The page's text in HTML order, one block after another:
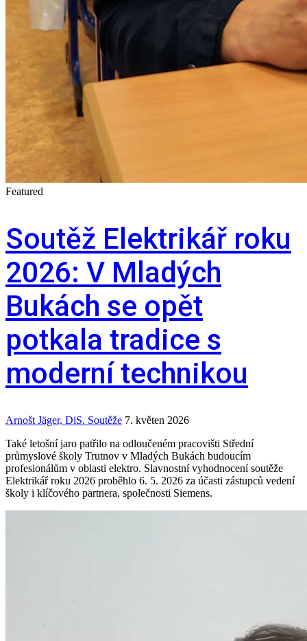
Featured
Soutěž Elektrikář roku
2026: V Mladých
Bukách se opět
potkala tradice s
moderní technikou
Arnošt Jäger, DiS. Soutěže 7. květen 2026
Také letošní jaro patřilo na odloučeném pracovišti Střední
průmyslové školy Trutnov v Mladých Bukách budoucím
profesionálům v oblasti elektro. Slavnostní vyhodnocení soutěže
Elektrikář roku 2026 proběhlo 6. 5. 2026 za účasti zástupců vedení
školy i klíčového partnera, společnosti Siemens.